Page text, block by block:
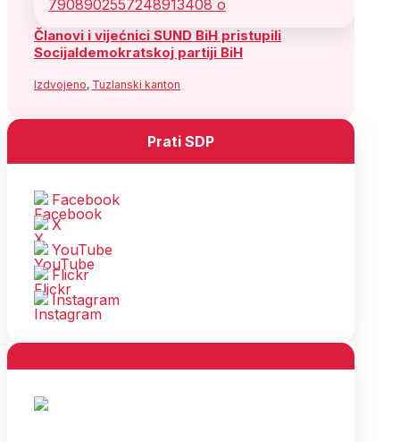
Članovi i vijećnici SUND BiH pristupili
Socijaldemokratskoj partiji BiH
Izdvojeno, Tuzlanski kanton
Prati SDP
Facebook
X
YouTube
Flickr
Instagram